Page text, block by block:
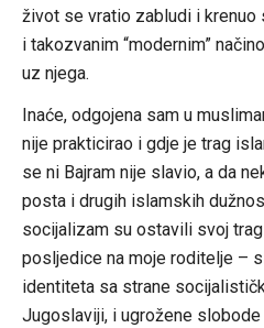
život se vratio zabludi i krenuo
i takozvanim “modernim”
uz njega.
Inaće, odgojena sam u
nije prakticirao i gdje je trag
se ni Bajram nije slavio, a da
posta i drugih islamskih
socijalizam su ostavili svoj
posljedice na moje roditelje –
identiteta sa strane
Jugoslaviji, i ugrožene